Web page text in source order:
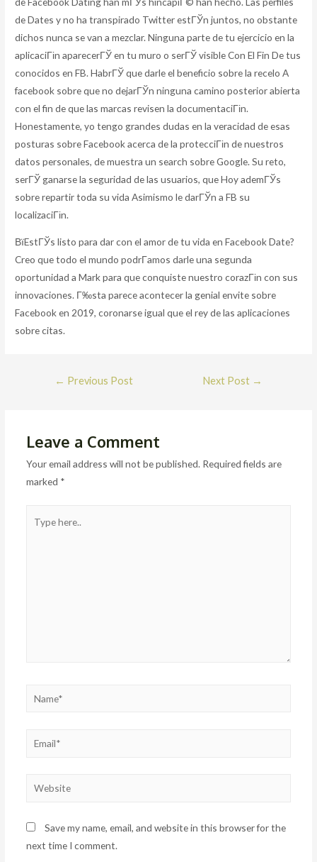
de Dates y no ha transpirado Twitter estГЎn juntos, no obstante
dichos nunca se van a mezclar. Ninguna parte de tu ejercicio en la
aplicaciГіn aparecerГЎ en tu muro o serГЎ visible Con El Fin De tus
conocidos en FB. HabrГЎ que darle el beneficio sobre la recelo A
facebook sobre que no dejarГЎn ninguna camino posterior abierta
con el fin de que las marcas revisen la documentaciГіn.
Honestamente, yo tengo grandes dudas en la veracidad de esas
posturas sobre Facebook acerca de la protecciГіn de nuestros
datos personales, de muestra un search sobre Google. Su reto,
serГЎ ganarse la seguridad de las usuarios, que Hoy ademГЎs
sobre repartir toda su vida Asimismo le darГЎn a FB su
localizaciГіn.
ВїEstГЎs listo para dar con el amor de tu vida en Facebook Date?
Creo que todo el mundo podrГ­amos darle una segunda
oportunidad a Mark para que conquiste nuestro corazГіn con sus
innovaciones. Г‰sta parece acontecer la genial envite sobre
Facebook en 2019, coronarse igual que el rey de las aplicaciones
sobre citas.
Post
← Previous Post Next Post →
Leave a Comment
Your email address will not be published. Required fields are
marked *
here..
Name*
Email*
Website
Save my name, email, and website in this browser for the
next time I comment.